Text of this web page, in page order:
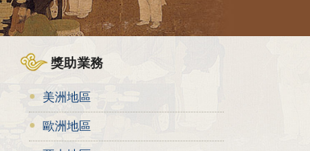
獎助業務
美洲地區
歐洲地區